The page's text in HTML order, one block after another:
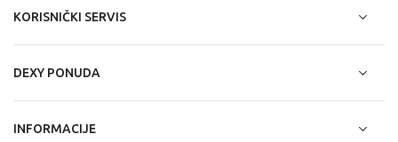
KORISNIČKI SERVIS
DEXY PONUDA
INFORMACIJE